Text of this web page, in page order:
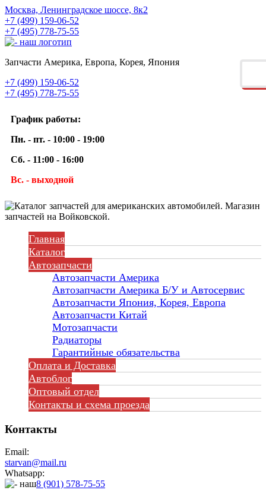
Москва, Ленинградское шоссе, 8к2
+7 (499) 159-06-52
+7 (495) 778-75-55
Запчасти Америка, Европа, Корея, Япония
+7 (499) 159-06-52
+7 (495) 778-75-55
График работы:
Пн. - пт. - 10:00 - 19:00
Сб. - 11:00 - 16:00
Вс. - выходной
Главная
Каталог
Автозапчасти
Автозапчасти Америка
Автозапчасти Америка Б/У и Автосервис
Автозапчасти Япония, Корея, Европа
Автозапчасти Китай
Мотозапчасти
Радиаторы
Гарантийные обязательства
Оплата и Доставка
Автоблог
Оптовый отдел
Контакты и схема проезда
Контакты
Email:
starvan@mail.ru
Whatsapp:
8 (901) 578-75-55